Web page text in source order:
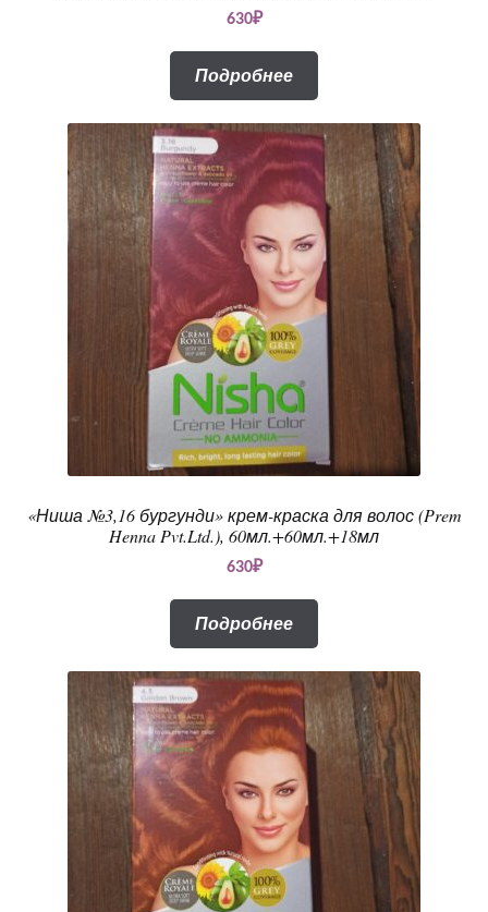
630₽
Подробнее
«Ниша №3,16 бургунди» крем-краска для волос (Prem
Henna Pvt.Ltd.), 60мл.+60мл.+18мл
630₽
Подробнее